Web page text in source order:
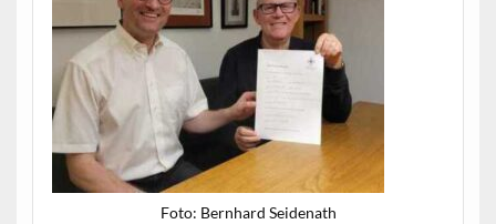
Foto: Bern­hard Seidenath